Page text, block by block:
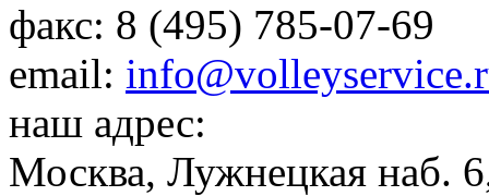
факс: 8 (495) 785-07-69
email:
наш адрес:
Москва, Лужнецкая наб.